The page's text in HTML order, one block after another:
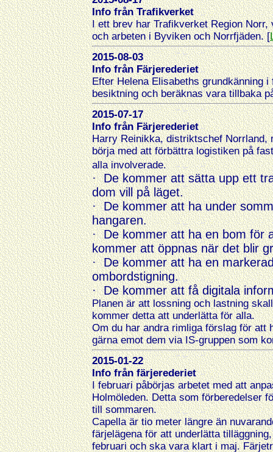
Info från Trafikverket
I ett brev har Trafikverket Region
och arbeten i Byviken och Norrfjäden. [
2015-08-03
Info från Färjerederiet
Efter Helena Elisabeths grundkänning
besiktning och beräknas vara tillbaka
2015-07-17
Info från Färjerederiet
Harry Reinikka, distriktschef Norrland,
börja med att förbättra logistiken på
alla involverade.
· Dekommer att sätta upp ett
dom vill på läget.
· Dekommer att ha under
hangaren.
· Dekommer att ha en bom för
kommer att öppnas när det blir
· Dekommer att ha en
ombordstigning.
· Dekommer att få digitala
Planen är att lossning och lastning
kommer detta att underlätta för alla.
Om du har andra rimliga förslag för att
gärna emot dem via IS-gruppen som
2015-01-22
Info från färjerederiet
I februari påbörjas arbetet med att
Holmöleden. Detta som förberedelser
till sommaren.
Capella är tio meter längre än
färjelägena för att underlätta
februari och ska vara klart i maj.